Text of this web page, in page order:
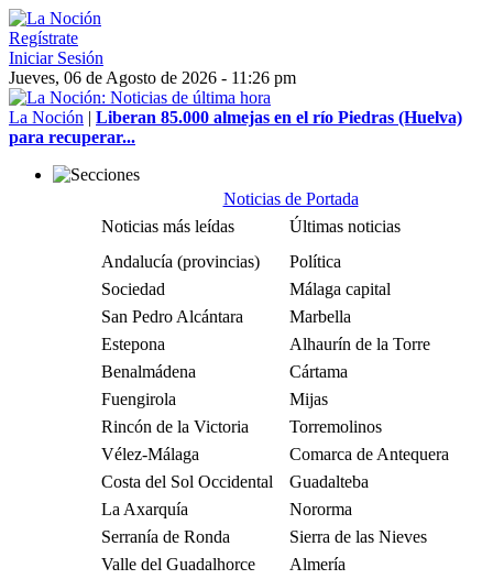
Regístrate
Iniciar Sesión
Jueves, 06 de Agosto de 2026 - 11:26 pm
La Noción | Liberan 85.000 almejas en el río Piedras (Huelva)
para recuperar...
Noticias de Portada
Noticias más leídas
Últimas noticias
Andalucía (provincias)
Política
Sociedad
Málaga capital
San Pedro Alcántara
Marbella
Estepona
Alhaurín de la Torre
Benalmádena
Cártama
Fuengirola
Mijas
Rincón de la Victoria
Torremolinos
Vélez-Málaga
Comarca de Antequera
Costa del Sol Occidental
Guadalteba
La Axarquía
Nororma
Serranía de Ronda
Sierra de las Nieves
Valle del Guadalhorce
Almería